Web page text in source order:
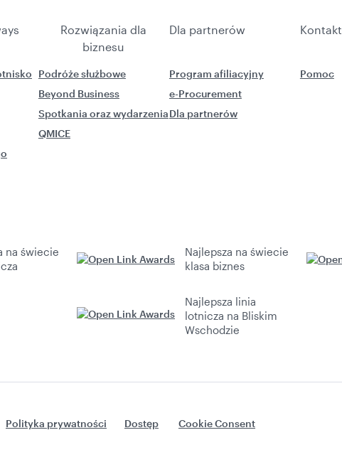
Rozwiązania dla
biznesu
Dla partnerów Kontakt
Podróże służbowe
Beyond Business
Spotkania oraz wydarzenia
QMICE
Program afiliacyjny
e-Procurement
Dla partnerów
Pomoc
na świecie
Najlepsza na świecie
klasa biznes
Najlepsza linia
lotnicza na Bliskim
Wschodzie
Polityka prywatności Dostęp Cookie Consent